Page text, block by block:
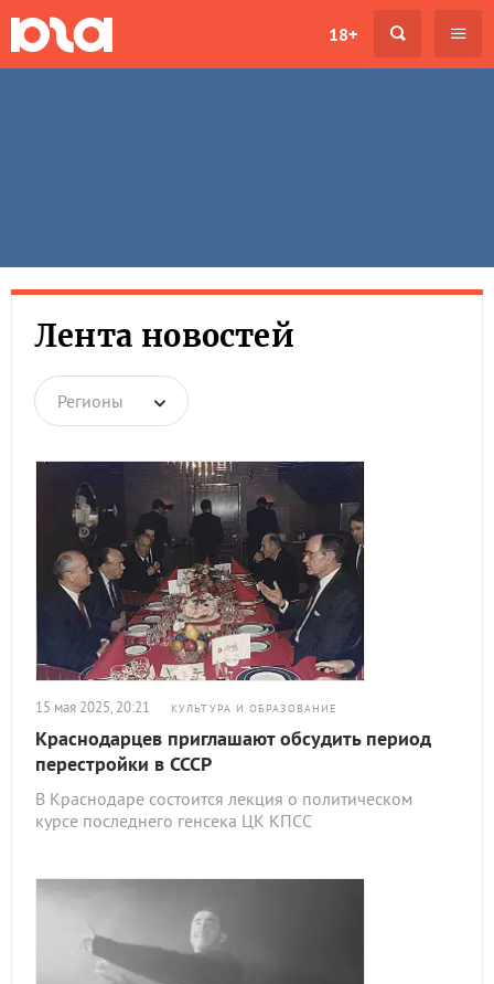
18+
Лента новостей
Регионы
15 мая 2025, 20:21 КУЛЬТУРА И ОБРАЗОВАНИЕ
Краснодарцев приглашают обсудить период
перестройки в СССР
В Краснодаре состоится лекция о политическом
курсе последнего генсека ЦК КПСС